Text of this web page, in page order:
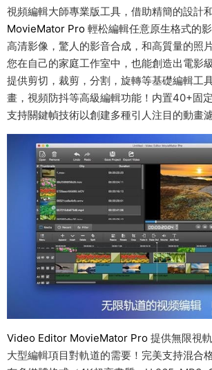
視頻編輯大師專業版工具，借助精簡的設計
MovieMator Pro 輕松編輯任意原生格式的
高清影像，驚人的影音合成，和高質量的照
您在自己的家庭工作室中，也能創造出電影
提供剪切，裁剪，分割，旋轉等基礎編輯工
畫，視頻防抖等高級編輯功能！内置40+固
支持關鍵幀技術以創建多種引人注目的動畫濾
Video Editor MovieMator Pro 提供無限視
大型編輯項目對軌道的需要！完美支持混合